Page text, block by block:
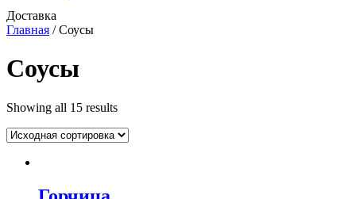
Доставка
Главная / Соусы
Соусы
Showing all 15 results